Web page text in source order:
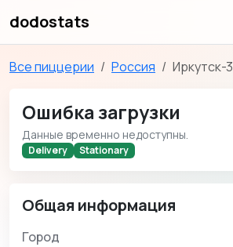
dodostats
Все пиццерии Россия Иркутск-3
Ошибка загрузки
Данные временно недоступны.
Delivery Stationary
Общая информация
Город